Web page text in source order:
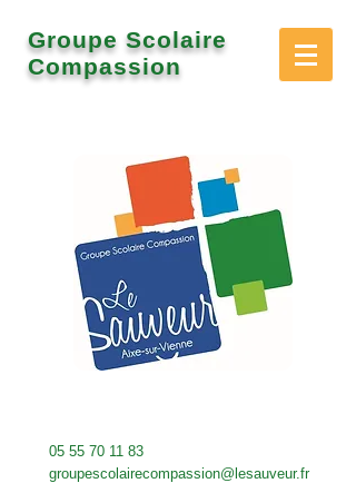
Groupe Scolaire
Compassion
05 55 70 11 83
groupescolairecompassion@lesauveur.fr